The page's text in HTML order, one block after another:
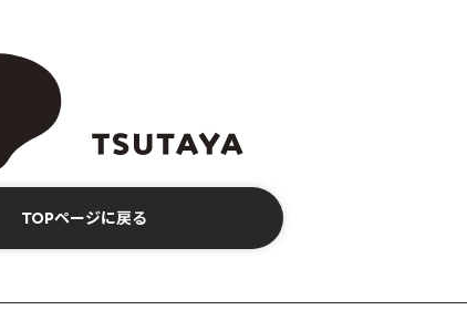
TOPページに戻る